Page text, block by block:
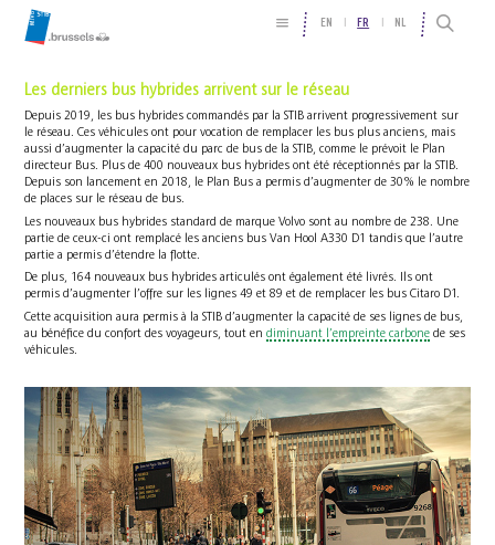
EN FR NL
Les derniers bus hybrides arrivent sur le réseau
Depuis 2019, les bus hybrides commandés par la STIB arrivent progressivement sur
le réseau. Ces véhicules ont pour vocation de remplacer les bus plus anciens, mais
aussi d’augmenter la capacité du parc de bus de la STIB, comme le prévoit le Plan
directeur Bus. Plus de 400 nouveaux bus hybrides ont été réceptionnés par la STIB.
Depuis son lancement en 2018, le Plan Bus a permis d’augmenter de 30% le nombre
de places sur le réseau de bus.
Les nouveaux bus hybrides standard de marque Volvo sont au nombre de 238. Une
partie de ceux-ci ont remplacé les anciens bus Van Hool A330 D1 tandis que l’autre
partie a permis d’étendre la flotte.
De plus, 164 nouveaux bus hybrides articulés ont également été livrés. Ils ont
permis d’augmenter l’offre sur les lignes 49 et 89 et de remplacer les bus Citaro D1.
Cette acquisition aura permis à la STIB d’augmenter la capacité de ses lignes de bus,
au bénéfice du confort des voyageurs, tout endiminuant l’empreinte carbone de ses
véhicules.